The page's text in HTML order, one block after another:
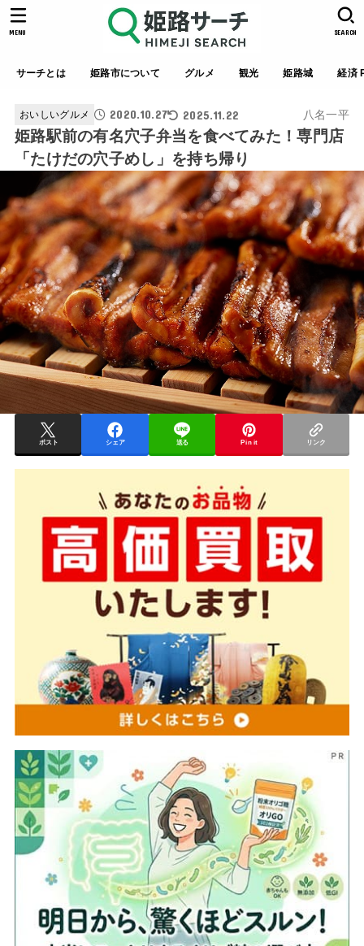
サーチとは 姫路市について グルメ 観光 姫路城 経済
SEARCH
MENU
おいしいグルメ 2020.10.27 2025.11.22 八名一平
姫路駅前の有名穴子弁当を食べてみた！専門店
「たけだの穴子めし」を持ち帰り
ポスト シェア 送る Pin it リンク